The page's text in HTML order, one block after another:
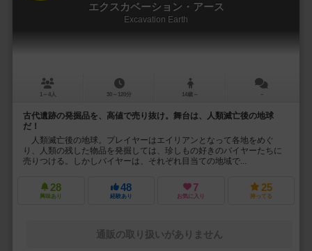
エクスカベーション・アース
Excavation Earth
1～4人 30～120分 14歳～ －
古代遺跡の発掘品を、高値で売り抜け。舞台は、人類滅亡後の地球
だ！
人類滅亡後の地球。プレイヤーはエイリアンとなって各地をめぐ
り、人類の残した物品を発掘しては、珍しもの好きのバイヤーたちに
売りつける。しかしバイヤーは、それぞれ目当ての地域で...
28
興味あり
48
経験あり
7
お気に入り
25
持ってる
通販の取り扱いがありません